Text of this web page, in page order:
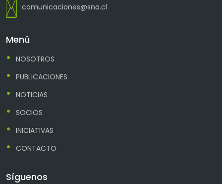
comunicaciones@sna.cl
Menú
NOSOTROS
PUBLICACIONES
NOTICIAS
SOCIOS
INICIATIVAS
CONTACTO
Síguenos